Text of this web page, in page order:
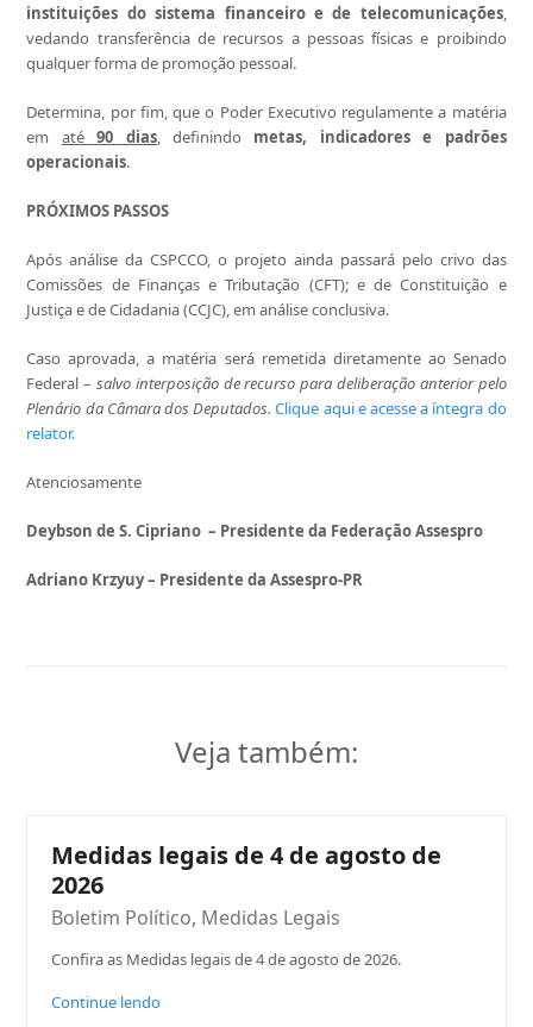
instituições do sistema financeiro e de telecomunicações,
vedando transferência de recursos a pessoas físicas e proibindo
qualquer forma de promoção pessoal.
Determina, por fim, que o Poder Executivo regulamente a matéria
em até90 dias, definindo metas, indicadores e padrões
operacionais.
PRÓXIMOS PASSOS
Após análise da CSPCCO, o projeto ainda passará pelo crivo das
Comissões de Finanças e Tributação (CFT); e de Constituição e
Justiça e de Cidadania (CCJC), em análise conclusiva.
Caso aprovada, a matéria será remetida diretamente ao Senado
Federal –salvo interposição de recurso para deliberação anterior pelo
Plenário da Câmara dos Deputados.Clique aqui e acesse a íntegra do
relator.
Atenciosamente
Deybson de S. Cipriano – Presidente da Federação Assespro
Adriano Krzyuy – Presidente da Assespro-PR
Veja também:
Medidas legais de 4 de agosto de
2026
Boletim Político, Medidas Legais
Confira as Medidas legais de 4 de agosto de 2026.
Continue lendo